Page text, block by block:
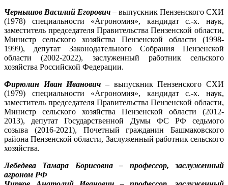
Чернышов Василий Егорович – выпускник Пензенского СХИ
(1978) специальности «Агрономия», кандидат с.-х. наук,
заместитель председателя Правительства Пензенской области,
Министр сельского хозяйства Пензенской области (1998-
1999), депутат Законодательного Собрания Пензенской
области (2002-2022), заслуженный работник сельского
хозяйства Российской Федерации.
Фирюлин Иван Иванович – выпускник Пензенского СХИ
(1979) специальности «Агрономия», кандидат с.-х. наук,
заместитель председателя Правительства Пензенской области,
Министр сельского хозяйства Пензенской области (2012-
2013), депутат Государственной Думы ФС РФ седьмого
созыва (2016-2021), Почетный гражданин Башмаковского
района Пензенской области, Заслуженный работник сельского
хозяйства.
Лебедева Тамара Борисовна – профессор, заслуженный
агроном РФ